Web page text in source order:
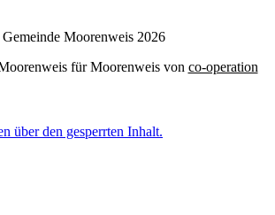
Moorenweis 2026
für Moorenweis von co-operation
über den gesperrten Inhalt.